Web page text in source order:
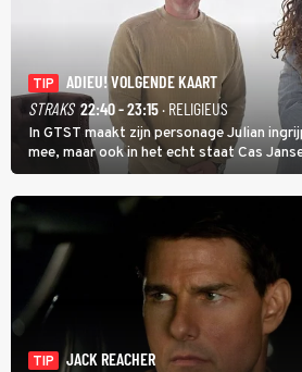
TIP
ADIEU! VOLGENDE KAART
STRAKS 22:40 - 23:15· RELIGIEUS
In GTST maakt zijn personage Julian
mee, maar ook in het echt staat Cas
vertelt hij in Adieu! Volgende Kaart.
TIP
JACK REACHER